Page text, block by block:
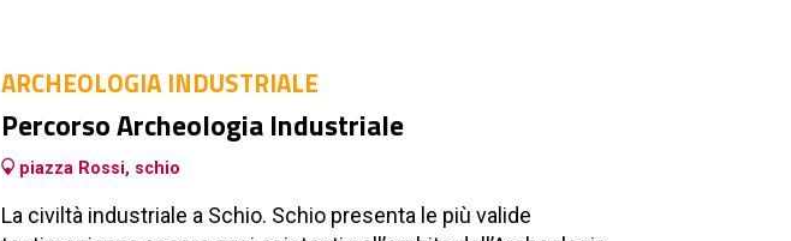
ARCHEOLOGIA INDUSTRIALE
Percorso Archeologia Industriale
piazza Rossi, schio
La civiltà industriale a Schio. Schio presenta le più valide